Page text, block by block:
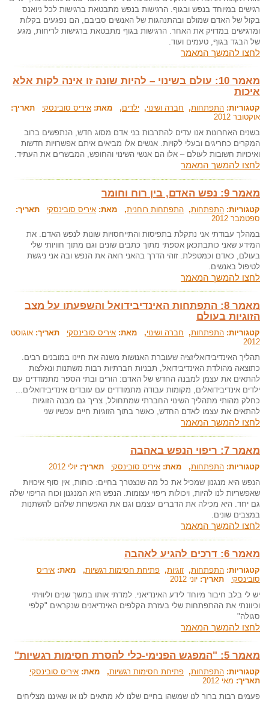
רגישים במיוחד בנפש ובגוף. הרגישות בנפש מתבטאת ברגישות לכל ניואנס
בקול של האדם שמולם ובהתנהגות של האנשים סביבם, הם נפגעים בקלות
ומרגישים במדויק את האחר. הרגישות בגוף מתבטאת ברגישות לריחות, מגע
של הבגד בגוף, טעמים ועוד.
לחצו להמשך המאמר
מאמר 10: עולם בשינוי – להיות שונה זו אינה לקות אלא
איכות
קטגוריות: התפתחות, חברה ושינוי, ילדים, מאת: איריס סובינסקי תאריך:
אוקטובר 2012
בשנים האחרונות אנו עדים להתרבות בני אדם מסוג חדש, הנתפשים ברוב
המקרים כחריגים ובעלי לקויות. אנשים אלו מביאים איתם אפשרויות חדשות
ואיכויות חשובות לעולם – אלו הם אנשי השינוי והחופש, המבשרים את העתיד.
לחצו להמשך המאמר
מאמר 9: נפש האדם, בין רוח וחומר
קטגוריות: התפתחות, התפתחות רוחנית, מאת: איריס סובינסקי תאריך:
ספטמבר 2012
במהלך עבודתי אני נתקלת בתפיסות והתייחסויות שונות לנפש האדם. את
המידע שאני כותבתכאן אספתי מתוך כתבים שונים וגם מתוך חוויותי שלי
בעולם, כאדם וכמטפלת. זוהי הדרך בהאני רואה את הנפש ובה אני ניגשת
לטיפול באנשים.
לחצו להמשך המאמר
מאמר 8: התפתחות האינדיבידואל והשפעתו על מצב
הזוגיות בעולם
קטגוריות: התפתחות, חברה ושינוי, מאת: איריס סובינסקי תאריך: אוגוסט
2012
תהליך האינדיבידואליזציה שעוברת האנושות משנה את חיינו במובנים רבים.
כתוצאה מהולדת האינדיבידואל, תבניות חברתיות רבות משתנות ונאלצות
להתאים את עצמן למבנה החדש של האדם: הורים ובתי הספר מתמודדים עם
ילדים אינדיבידואלים, מקומות עבודה מתמודדים עם עובדים אינדיבידואלים...
כחלק מהותי מתהליך השינוי החברתי שמתחולל, צריך גם מבנה הזוגיות
להתאים את עצמו לאדם החדש, כאשר בתוך הזוגיות חיים עכשיו שני
לחצו להמשך המאמר
מאמר 7: ריפוי הנפש באהבה
קטגוריות: התפתחות, מאת: איריס סובינסקי תאריך: יולי 2012
הנפש היא מנגנון שמכיל את כל מה שנצטרך בחיים: כוחות, אין סוף איכויות
שאפשריות לנו להיות, ויכולות ריפוי עצומות. הנפש היא המנגנון וכוח הריפוי שלה
גם יחד. היא מכילה את הדברים עצמם וגם את האפשרות שלהם להשתנות
במצבים שונים.
לחצו להמשך המאמר
מאמר 6: דרכים להגיע לאהבה
קטגוריות: התפתחות, זוגיות, פתיחת חסימות רגשיות, מאת: איריס
סובינסקי תאריך: יוני 2012
יש לי בלב חיבור מיוחד לידע האינדיאני. למדתי אותו במשך שנים וליוויתי
וכיוונתי את ההתפתחות שלי בעזרת הקלפים האינדיאנים שנקראים "קלפי
סגולה"
לחצו להמשך המאמר
מאמר 5: "המפגש הפנימי-כלי להסרת חסימות רגשיות"
קטגוריות: התפתחות, פתיחת חסימות רגשיות, מאת: איריס סובינסקי
תאריך: מאי 2012
פעמים רבות ברור לנו שמשהו בחיים שלנו לא מתאים לנו או שאיננו מצליחים